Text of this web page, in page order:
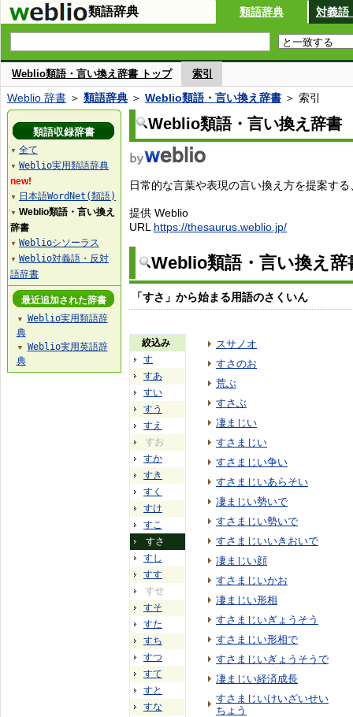
類語辞典 類語辞典 対義語
Weblio類語・言い換え辞書 トップ 索引
Weblio 辞書 ＞ 類語辞典 ＞ Weblio類語・言い換え辞書 ＞ 索引
Weblio類語・言い換え辞書
日常的な言葉や表現の言い換え方を提案す
提供 Weblio
URL https://thesaurus.weblio.jp/
Weblio類語・言い換え
「すさ」から始まる用語のさくいん
絞込み
す
すあ
すい
すう
すえ
すお
すか
すき
すく
すけ
すこ
すさ
すし
すす
すせ
すそ
すた
すち
すつ
すて
すと
すな
スサノオ
すさのお
荒ぶ
すさぶ
凄まじい
すさまじい
すさまじい争い
すさまじいあらそい
凄まじい勢いで
すさまじい勢いで
すさまじいいきおいで
凄まじい顔
すさまじいかお
凄まじい形相
すさまじいぎょうそう
すさまじい形相で
すさまじいぎょうそうで
凄まじい経済成長
すさまじいけいざいせい
ちょう
類語収録辞書
▼ 全て
▼ Weblio実用類語辞典
new!
▼ 日本語WordNet(類語)
▼ Weblio類語・言い換え
辞書
▼ Weblioシソーラス
▼ Weblio対義語・反対
語辞書
最近追加された辞書
▼
Weblio実用類語辞
典
▼
Weblio実用英語辞
典